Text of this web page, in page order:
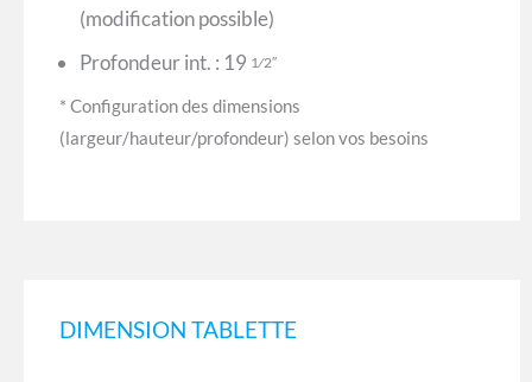
(modification possible)
Profondeur int. : 19 1⁄2″
* Configuration des dimensions
(largeur/hauteur/profondeur) selon vos besoins
DIMENSION TABLETTE